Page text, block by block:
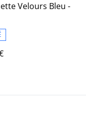
Velours Bleu -